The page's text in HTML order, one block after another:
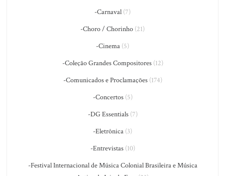
-Carnaval (7)
-Choro / Chorinho (21)
-Cinema (5)
-Coleção Grandes Compositores(12)
-Comunicados e Proclamações(174)
-Concertos(5)
-DG Essentials(7)
-Eletrônica (3)
-Entrevistas(10)
-Festival Internacional de Música Colonial Brasileira e Música